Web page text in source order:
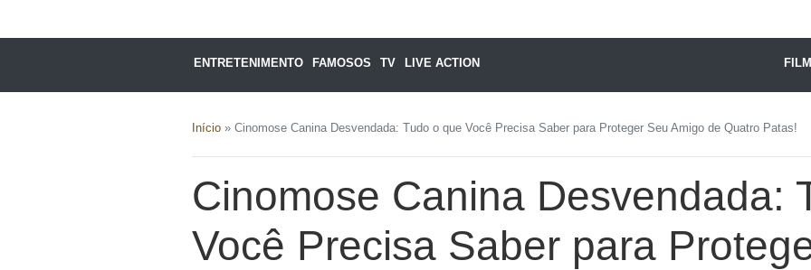
ENTRETENIMENTO FAMOSOS TV LIVE ACTION
Início » Cinomose Canina Desvendada: Tudo o que Você Precisa Saber para Proteger Seu Amigo de Quatro Patas!
Cinomose Canina Desvendada:
Você Precisa Saber para